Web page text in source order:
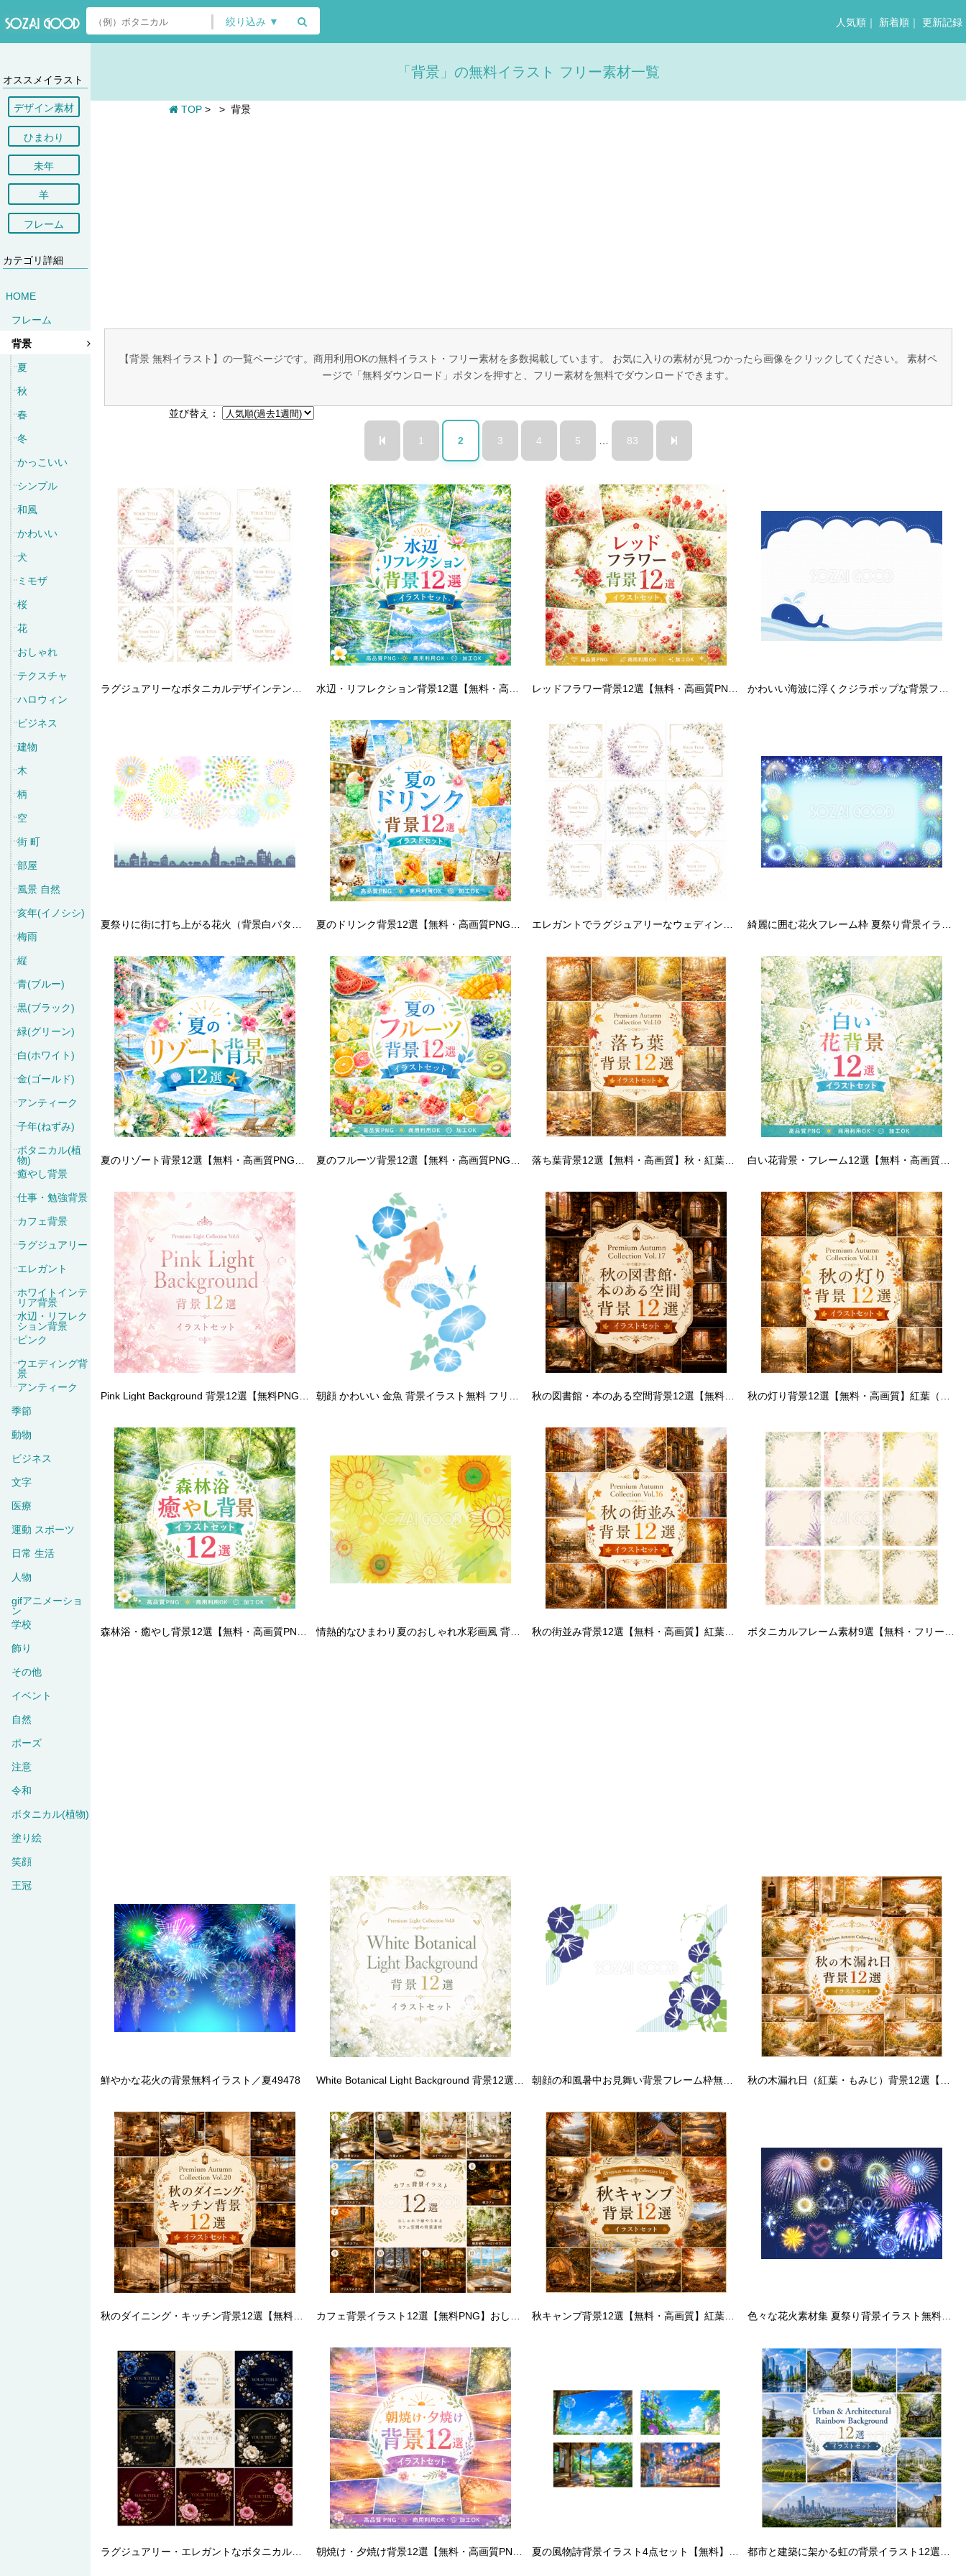
絞り込み ▼ 人気順 ｜ 新着順 ｜ 更新記録
オススメイラスト
デザイン素材
ひまわり
未年
羊
フレーム
カテゴリ詳細
HOME
フレーム
背景
夏
秋
春
冬
かっこいい
シンプル
和風
かわいい
犬
ミモザ
桜
花
おしゃれ
テクスチャ
ハロウィン
ビジネス
建物
木
柄
空
街 町
部屋
風景 自然
亥年(イノシシ)
梅雨
縦
青(ブルー)
黒(ブラック)
緑(グリーン)
白(ホワイト)
金(ゴールド)
アンティーク
子年(ねずみ)
ボタニカル(植
物)
癒やし背景
仕事・勉強背景
カフェ背景
ラグジュアリー
エレガント
ホワイトインテ
リア背景
水辺・リフレク
ション背景
ピンク
ウエディング背
景
アンティーク
季節
動物
ビジネス
文字
医療
運動 スポーツ
日常 生活
人物
gifアニメーショ
ン
学校
飾り
その他
イベント
自然
ポーズ
注意
令和
ボタニカル(植物)
塗り絵
笑顔
王冠
「背景」の無料イラスト フリー素材一覧
TOP > > 背景
【背景 無料イラスト】の一覧ページです。商用利用OKの無料イラスト・フリー素材を多数掲載しています。 お気に入りの素材が見つかったら画像をクリックしてください。 素材ペ
ージで「無料ダウンロード」ボタンを押すと、フリー素材を無料でダウンロードできます。
並び替え：
1 2 3 4 5 83
鮮やかな花火の背景無料イラスト／夏49478